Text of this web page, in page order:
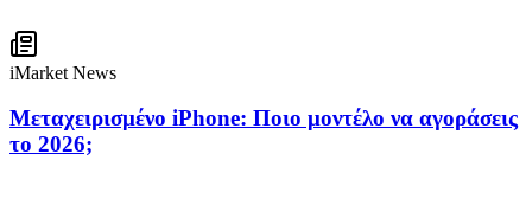
iMarket News
Μεταχειρισμένο iPhone: Ποιο μοντέλο να αγοράσεις
το 2026;